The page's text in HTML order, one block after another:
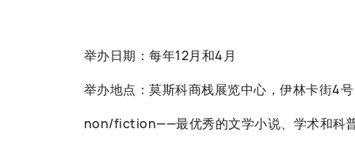
举办日期：每年12月和4月
举办地点：莫斯科商栈展览中心，伊林卡街4号
non/fiction——最优秀的文学小说、学术和科